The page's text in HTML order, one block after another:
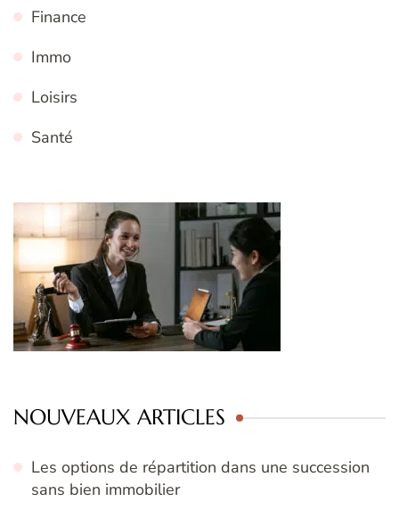
Finance
Immo
Loisirs
Santé
NOUVEAUX ARTICLES
Les options de répartition dans une succession
sans bien immobilier